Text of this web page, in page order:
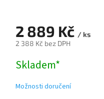
2 889 Kč / ks
2 388 Kč bez DPH
cena:
Skladem*
Možnosti doručení